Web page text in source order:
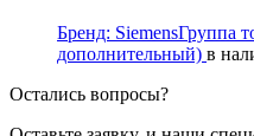
Бренд: SiemensГруппа
дополнительный) в
Остались вопросы?